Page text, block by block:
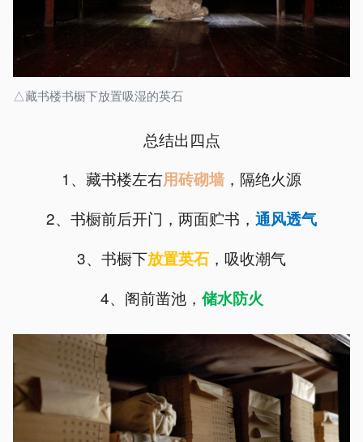
△藏书楼书橱下放置吸湿的英石
总结出四点
1、藏书楼左右用砖砌墙 ，隔绝火源
2、书橱前后开门，两面贮书， 通风透气
3、书橱下放置英石 ，吸收潮气
4、阁前凿池， 储水防火